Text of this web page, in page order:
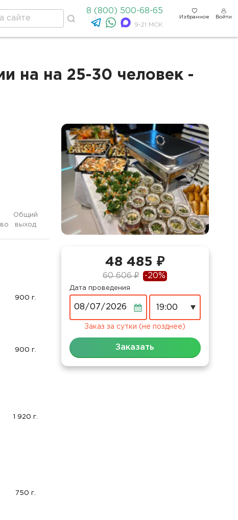
8 (800) 500-68-65
9-21 МСК
Избранное Войти
на на 25-30 человек -
Общий
выход
900 г.
900 г.
1 920 г.
750 г.
48 485 ₽
60 606 ₽ -20%
Дата проведения
Заказ за сутки (не позднее)
Заказать